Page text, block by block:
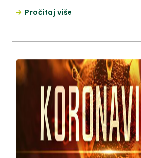
za prirodu Zagorje.
Pročitaj više